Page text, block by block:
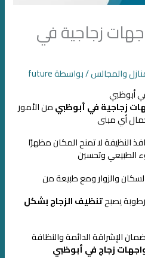
زجاجية في
والمجالس/ بواسطةfuture
أبوظبي
زجاجية في أبوظبيمن الأمور
أي مبنى
النظيفة لا تمنح المكان مظهرًا
الطبيعي وتحسين
والزوارومع طبيعة من
يصبحتنظيف الزجاج بشكل
الإشراقة الدائمة والنظافة
زجاج في أبوظبي